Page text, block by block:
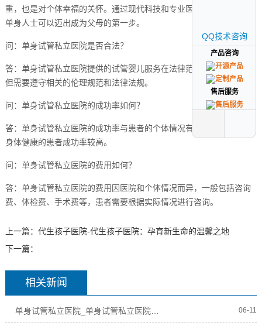
重，也是对个体幸福的关怀。通过现代科技和专业医疗团队的支持，
单身人士可以迈出成为父母的第一步。
问：单身试管私立医院是否合法？
答：单身试管私立医院提供的试管婴儿服务在法律范围内是合法的，
但需要遵守相关的伦理规范和法律法规。
问：单身试管私立医院的成功率如何？
答：单身试管私立医院的成功率与患者的个体情况有关，年龄较轻、
身体健康的患者成功率较高。
问：单身试管私立医院的费用如何？
答：单身试管私立医院的费用因医院和个体情况而异，一般包括咨询
费、体检费、手术费等，患者需要根据实际情况进行咨询。
上一篇： 代生孩子医院-代生孩子医院：孕育新生命的温馨之地
下一篇：
相关新闻
单身试管私立医院_单身试管私立医院：孤独求子的福音 06-11
QQ技术咨询
产品咨询
售后服务
QQ技术咨询
产品咨询
售后服务